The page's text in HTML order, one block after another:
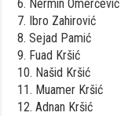
6. Nermin Omerčević
7. Ibro Zahirović
8. Sejad Pamić
9. Fuad Kršić
10. Našid Kršić
11. Muamer Kršić
12. Adnan Kršić